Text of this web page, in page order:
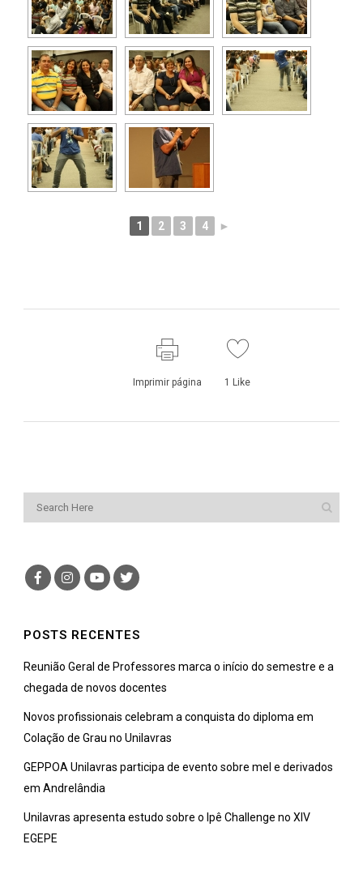
1 2 3 4 ►
Imprimir página 1 Like
POSTS RECENTES
Reunião Geral de Professores marca o início do semestre e a
chegada de novos docentes
Novos profissionais celebram a conquista do diploma em
Colação de Grau no Unilavras
GEPPOA Unilavras participa de evento sobre mel e derivados
em Andrelândia
Unilavras apresenta estudo sobre o Ipê Challenge no XIV
EGEPE